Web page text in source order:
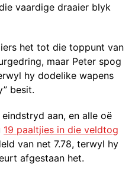
vaardige draaier blyk
het tot die toppunt van
maar Peter spog
hy dodelike wapens
besit.
aan, en alle oë
19 paaltjies in die veldtog
van net 7.78, terwyl hy
afgestaan ​​het.